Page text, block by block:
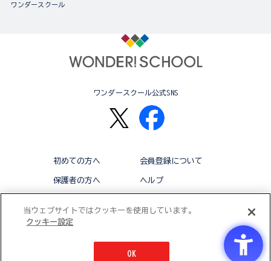
ワンダースクール
ワンダースクール公式SNS
初めての方へ 会員登録について
保護者の方へ ヘルプ
© BANDAI CO.,LTD 2015 ALL RIGHTS RESERVED
当ウェブサイトではクッキーを使用しています。
クッキー設定
OK